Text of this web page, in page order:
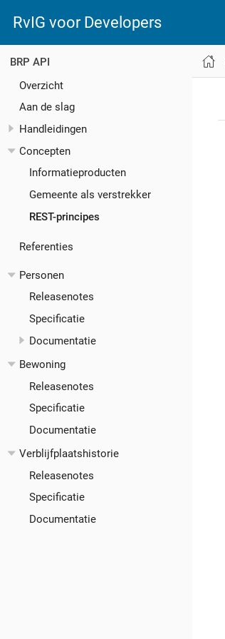
RvIG voor Developers
BRP API
Overzicht
Aan de slag
Handleidingen
Concepten
Informatieproducten
Gemeente als verstrekker
REST-principes
Referenties
Personen
Releasenotes
Specificatie
Documentatie
Bewoning
Releasenotes
Specificatie
Documentatie
Verblijfplaatshistorie
Releasenotes
Specificatie
Documentatie